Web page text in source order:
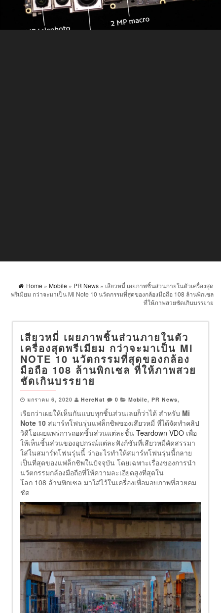
Home » Mobile » PR News » เสียวหมี่ เผยภาพชิ้นส่วนภายในตัวเครื่องสุด
พรีเมียม กว่าจะมาเป็น Mi Note 10 นวัตกรรมที่สุดของกล้องมือถือ 108 ล้านพิกเซล
ที่ให้ภาพสวยชัดเกินบรรยาย
เสียวหมี่ เผยภาพชิ้นส่วนภายในตัว
เครื่องสุดพรีเมียม กว่าจะมาเป็น MI
NOTE 10 นวัตกรรมที่สุดของกล้อง
มือถือ 108 ล้านพิกเซล ที่ให้ภาพสวย
ชัดเกินบรรยาย
มกราคม 6, 2020 HereNat 0 Mobile, PR News,
เรียกว่าเผยให้เห็นกันแบบทุกชิ้นส่วนเลยก็ว่าได้ สำหรับ Mi
Note 10 สมาร์ทโฟนรุ่นแฟล็กชิพของเสียวหมี่ ที่ได้จัดทำคลิป
วิดีโอเผยแพร่การถอดชิ้นส่วนแต่ละชิ้น Teardown VDO เพื่อ
ให้เห็นชิ้นส่วนของอุปกรณ์แต่ละฟังก์ชันที่เสียวหมี่คัดสรรมา
ใส่ในสมาร์ทโฟนรุ่นนี้ ว่าอะไรทำให้สมาร์ทโฟนรุ่นนี้กลาย
เป็นที่สุดของแฟล็กชิพในปัจจุบัน โดยเฉพาะเรื่องของการนำ
นวัตกรรมกล้องมือถือที่ให้ความละเอียดสูงที่สุดใน
โลก 108 ล้านพิกเซล มาใส่ไว้ในเครื่องเพื่อมอบภาพที่สวยคม
ชัด